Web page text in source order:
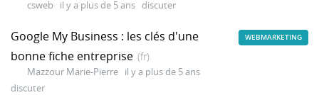
csweb il y a plus de 5 ans discuter
Google My Business : les clés d'une
bonne fiche entreprise (fr)
Mazzour Marie-Pierre il y a plus de 5 ans
discuter
WEBMARKETING